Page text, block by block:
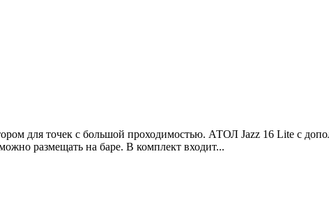
для точек с большой проходимостью. АТОЛ Jazz 16 Lite с
размещать на баре. В комплект входит...